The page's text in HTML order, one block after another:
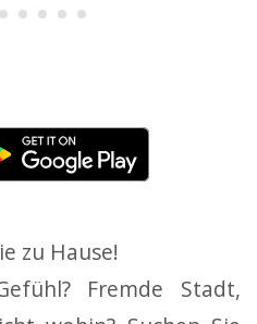
zu Hause!
Fremde Stadt,